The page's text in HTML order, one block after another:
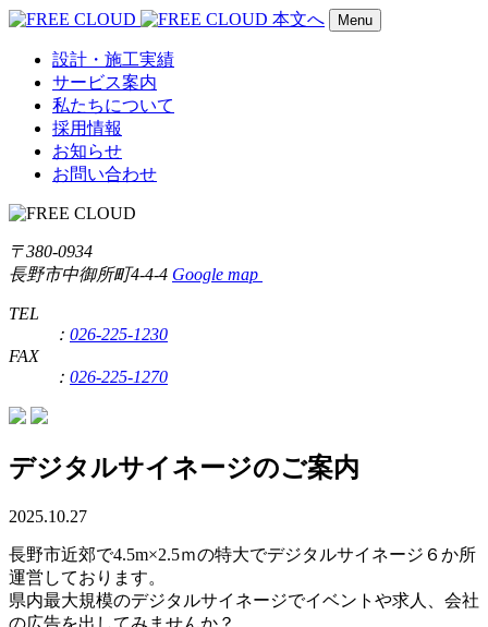
本文へ Menu
設計・施工実績
サービス案内
私たちについて
採用情報
お知らせ
お問い合わせ
〒380-0934
長野市中御所町4-4-4 Google map
TEL
： 026-225-1230
FAX
： 026-225-1270
デジタルサイネージのご案内
2025.10.27
長野市近郊で4.5m×2.5ｍの特大でデジタルサイネージ６か所
運営しております。
県内最大規模のデジタルサイネージでイベントや求人、会社
の広告を出してみませんか？